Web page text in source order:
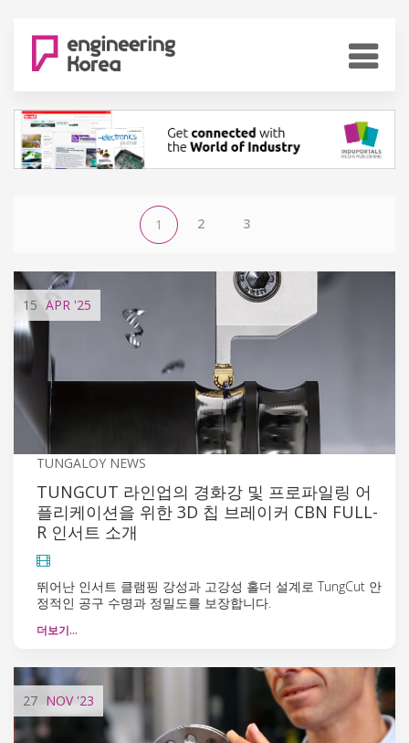
1 2 3
15 APR '25
TUNGALOY NEWS
TUNGCUT 라인업의 경화강 및 프로파일링 어
플리케이션을 위한 3D 칩 브레이커 CBN FULL-
R 인서트 소개
뛰어난 인서트 클램핑 강성과 고강성 홀더 설계로 TungCut 안
정적인 공구 수명과 정밀도를 보장합니다.
더보기…
27 NOV'23